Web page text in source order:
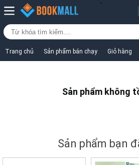
Trang chủ Sản phẩm bán chạy Giỏ hàng
Sản phẩm không
Sản phẩm bạn